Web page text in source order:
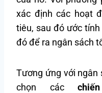
xác định các hoạt
tiêu, sau đó ước
đó để ra ngân sách
Tương ứng với ngân
chọn các